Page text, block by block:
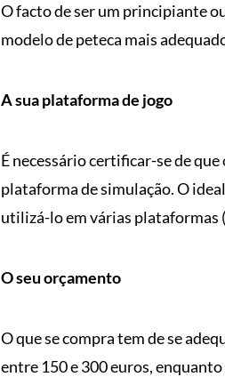
O facto de ser um principiante
modelo de peteca mais
A sua plataforma de jogo
É necessário certificar-se de
plataforma de simulação. O
utilizá-lo em várias plataformas
O seu orçamento
O que se compra tem de se
entre 150 e 300 euros,